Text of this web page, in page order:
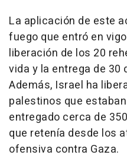
La aplicación de este
fuego que entró en
liberación de los 20
vida y la entrega de
Además, Israel ha
palestinos que
entregado cerca de
que retenía desde los
ofensiva contra Gaza.